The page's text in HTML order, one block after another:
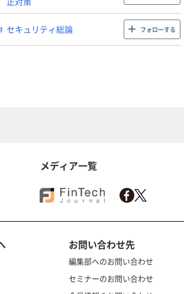
セキュリティ総論 フォローする
メディア一覧
お問い合わせ先
編集部へのお問い合わせ
セミナーのお問い合わせ